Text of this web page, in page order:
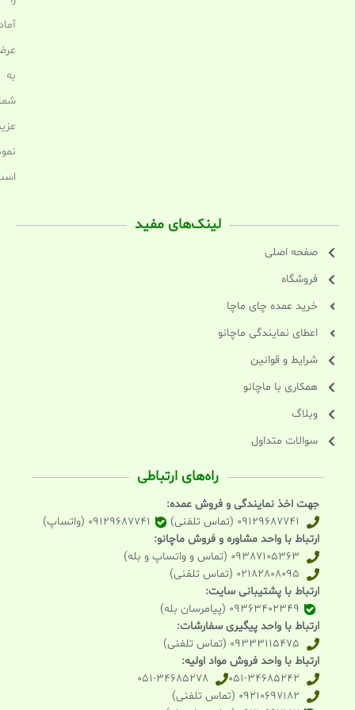
به
لینک‌های مفید
صفحه اصلی
فروشگاه
خرید عمده چای ماچا
اعطای نمایندگی ماچانو
شرایط و قوانین
همکاری با ماچانو
وبلاگ
سوالات متداول
راه‌های ارتباطی
جهت اخذ نمایندگی و فروش عمده:
09129687741 (تماس تلفنی)
09129687741 (واتساپ)
ارتباط با واحد مشاوره و فروش ماچانو:
09387105363 (تماس و واتساپ و بله)
02182808095 (تماس تلفنی)
ارتباط با پشتیبانی سایت:
09363402349 (پیامرسان بله)
ارتباط با واحد پیگیری سفارشات:
09333115475 (تماس تلفنی)
ارتباط با واحد فروش مواد اولیه:
051-34685242
051-34685278
09210697182 (تماس تلفنی)